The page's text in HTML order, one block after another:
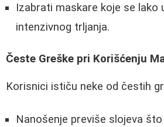
Izabrati maskare koje se lako
intenzivnog trljanja.
Česte Greške pri Korišćenju
Korisnici ističu neke od čestih
Nanošenje previše slojeva